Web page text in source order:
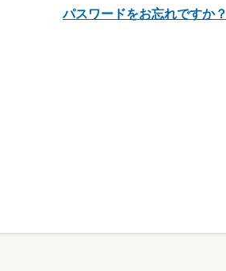
パスワードをお忘れですか？